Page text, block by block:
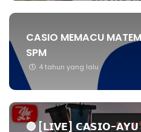
CASIO MEMACU
SPM
4 tahun yang lalu
🔴 [𝗟𝗜𝗩𝗘] 𝗖𝗔𝗦𝗜𝗢-